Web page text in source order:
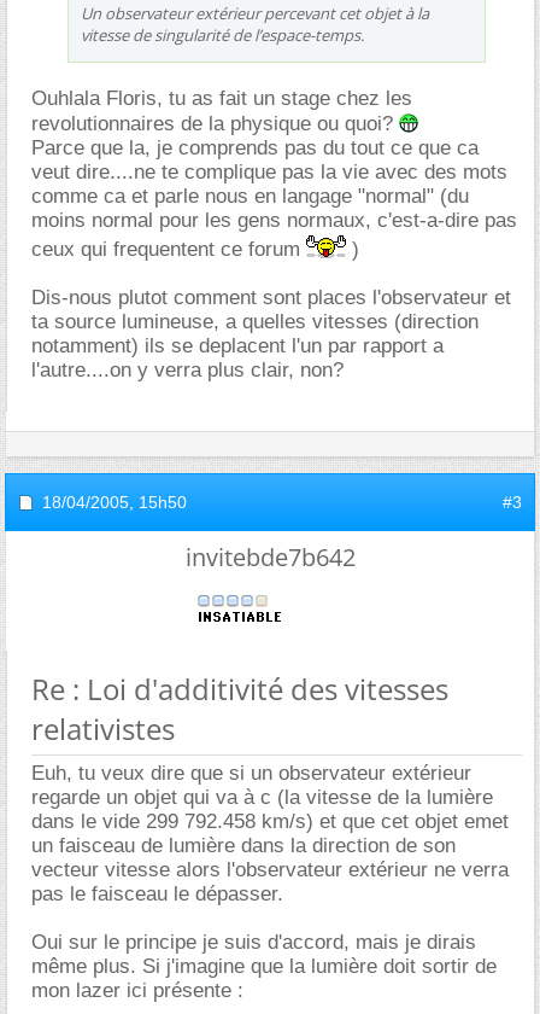
Un observateur extérieur percevant cet objet à la
vitesse de singularité de l’espace-temps.
Ouhlala Floris, tu as fait un stage chez les
revolutionnaires de la physique ou quoi?
Parce que la, je comprends pas du tout ce que ca
veut dire....ne te complique pas la vie avec des mots
comme ca et parle nous en langage "normal" (du
moins normal pour les gens normaux, c'est-a-dire pas
ceux qui frequentent ce forum
)
Dis-nous plutot comment sont places l'observateur et
ta source lumineuse, a quelles vitesses (direction
notamment) ils se deplacent l'un par rapport a
l'autre....on y verra plus clair, non?
18/04/2005, 15h50 #3
invitebde7b642
Re : Loi d'additivité des vitesses
relativistes
Euh, tu veux dire que si un observateur extérieur
regarde un objet qui va à c (la vitesse de la lumière
dans le vide 299 792.458 km/s) et que cet objet emet
un faisceau de lumière dans la direction de son
vecteur vitesse alors l'observateur extérieur ne verra
pas le faisceau le dépasser.
Oui sur le principe je suis d'accord, mais je dirais
même plus. Si j'imagine que la lumière doit sortir de
mon lazer ici présente :